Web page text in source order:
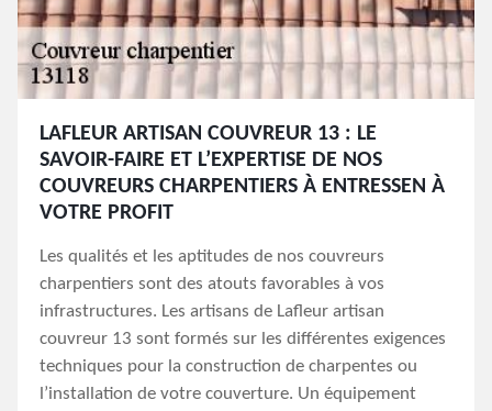
LAFLEUR ARTISAN COUVREUR 13 : LE
SAVOIR-FAIRE ET L’EXPERTISE DE NOS
COUVREURS CHARPENTIERS À ENTRESSEN À
VOTRE PROFIT
Les qualités et les aptitudes de nos couvreurs
charpentiers sont des atouts favorables à vos
infrastructures. Les artisans de Lafleur artisan
couvreur 13 sont formés sur les différentes exigences
techniques pour la construction de charpentes ou
l’installation de votre couverture. Un équipement